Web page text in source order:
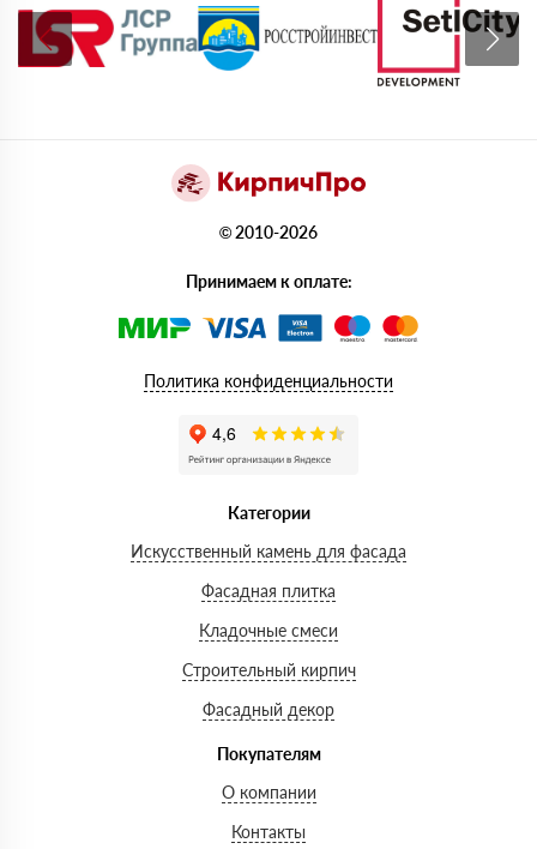
© 2010-2026
Принимаем к оплате:
Политика конфиденциальности
Категории
Искусственный камень для фасада
Фасадная плитка
Кладочные смеси
Строительный кирпич
Фасадный декор
Покупателям
О компании
Контакты